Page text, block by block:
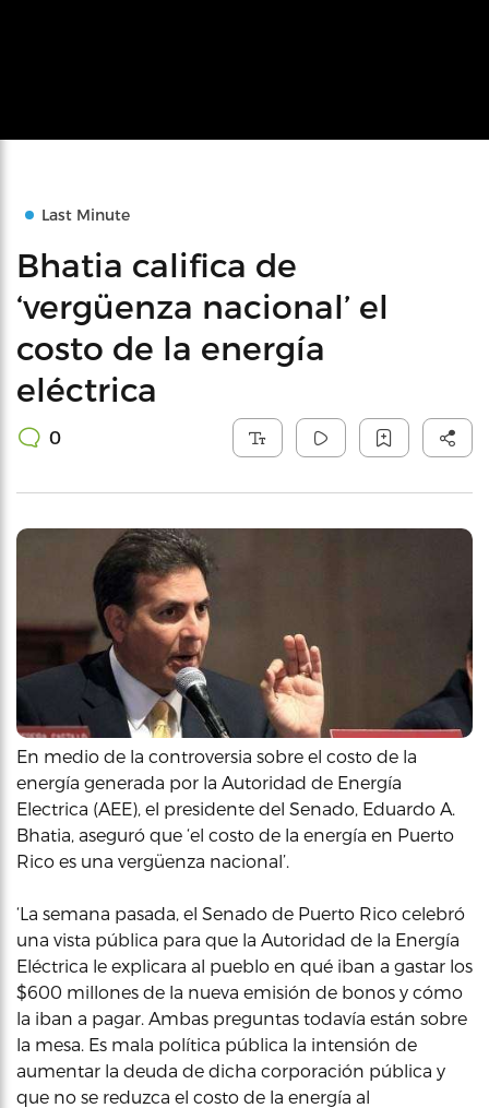
Last Minute
Bhatia califica de
‘vergüenza nacional’ el
costo de la energía
eléctrica
0
En medio de la controversia sobre el costo de la
energía generada por la Autoridad de Energía
Electrica (AEE), el presidente del Senado, Eduardo A.
Bhatia, aseguró que ‘el costo de la energía en Puerto
Rico es una vergüenza nacional’.
‘La semana pasada, el Senado de Puerto Rico celebró
una vista pública para que la Autoridad de la Energía
Eléctrica le explicara al pueblo en qué iban a gastar los
$600 millones de la nueva emisión de bonos y cómo
la iban a pagar. Ambas preguntas todavía están sobre
la mesa. Es mala política pública la intensión de
aumentar la deuda de dicha corporación pública y
que no se reduzca el costo de la energía al